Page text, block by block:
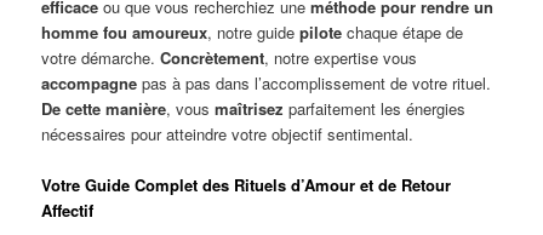
efficace ou que vous recherchiez uneméthode pour rendre un
homme fou amoureux, notre guidepilote chaque étape de
votre démarche.Concrètement, notre expertise vous
accompagne pas à pas dans l’accomplissement de votre rituel.
De cette manière, vousmaîtrisez parfaitement les énergies
nécessaires pour atteindre votre objectif sentimental.
Votre Guide Complet des Rituels d’Amour et de Retour
Affectif